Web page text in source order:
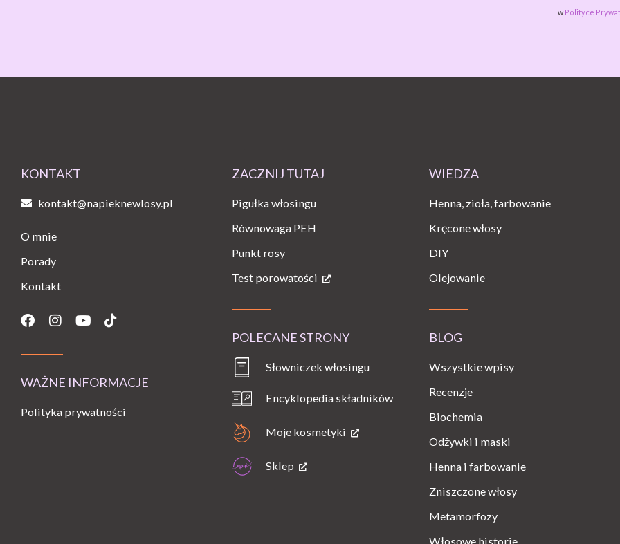
w Polityce
KONTAKT
kontakt@napieknewlosy.pl
O mnie
Porady
Kontakt
Facebook
Instagram
YoutubeTiktok
WAŻNE INFORMACJE
Polityka prywatności
ZACZNIJ TUTAJ
Pigułka włosingu
Równowaga PEH
Punkt rosy
Test porowatości
POLECANE STRONY
Słowniczek włosingu
Encyklopedia składników
Moje kosmetyki
Sklep
WIEDZA
Henna, zioła, farbowanie
Kręcone włosy
DIY
Olejowanie
BLOG
Wszystkie wpisy
Recenzje
Biochemia
Odżywki i maski
Henna i farbowanie
Zniszczone włosy
Metamorfozy
Włosowe historie